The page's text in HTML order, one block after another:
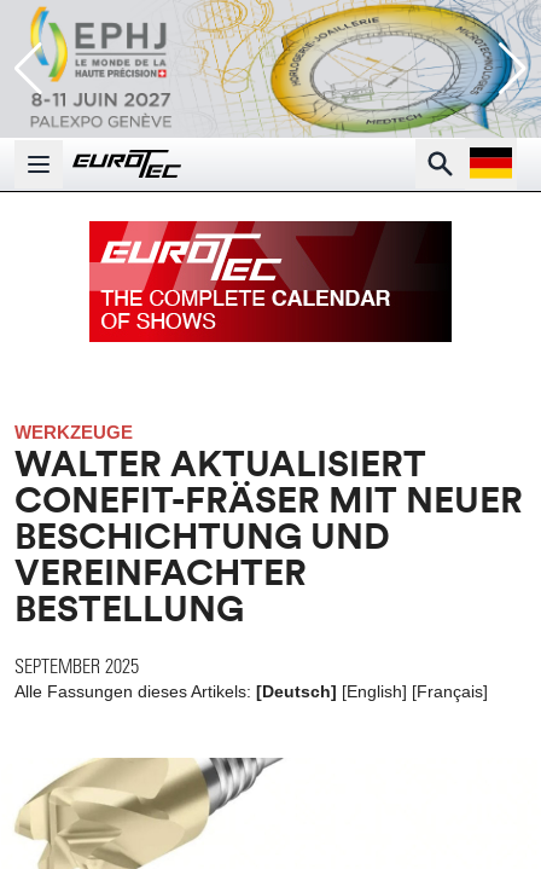
Open main menu
Search
Open
WERKZEUGE
WALTER AKTUALISIERT
CONEFIT-FRÄSER MIT NEUER
BESCHICHTUNG UND
VEREINFACHTER
BESTELLUNG
SEPTEMBER 2025
Alle Fassungen dieses Artikels: [Deutsch] [English] [Français]